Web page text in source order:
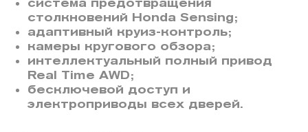
система предотвращения
столкновений Honda Sensing;
адаптивный круиз-контроль;
камеры кругового обзора;
интеллектуальный полный привод
Real Time AWD;
бесключевой доступ и
электроприводы всех дверей.